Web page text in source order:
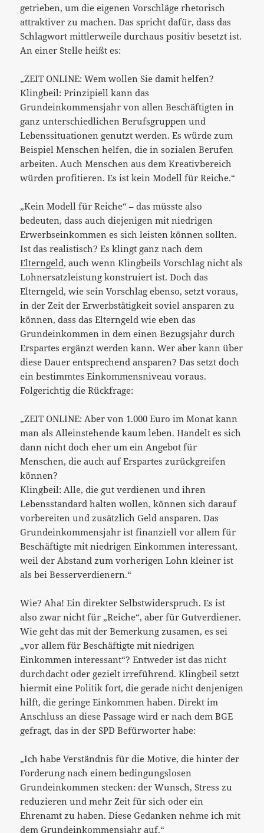
getrieben, um die eigenen Vorschläge rhetorisch
attraktiver zu machen. Das spricht dafür, dass das
Schlagwort mittlerweile durchaus positiv besetzt ist.
An einer Stelle heißt es:
„ZEIT ONLINE: Wem wollen Sie damit helfen?
Klingbeil: Prinzipiell kann das
Grundeinkommensjahr von allen Beschäftigten in
ganz unterschiedlichen Berufsgruppen und
Lebenssituationen genutzt werden. Es würde zum
Beispiel Menschen helfen, die in sozialen Berufen
arbeiten. Auch Menschen aus dem Kreativbereich
würden profitieren. Es ist kein Modell für Reiche.“
„Kein Modell für Reiche“ – das müsste also
bedeuten, dass auch diejenigen mit niedrigen
Erwerbseinkommen es sich leisten können sollten.
Ist das realistisch? Es klingt ganz nach dem
Elterngeld, auch wenn Klingbeils Vorschlag nicht als
Lohnersatzleistung konstruiert ist. Doch das
Elterngeld, wie sein Vorschlag ebenso, setzt voraus,
in der Zeit der Erwerbstätigkeit soviel ansparen zu
können, dass das Elterngeld wie eben das
Grundeinkommen in dem einen Bezugsjahr durch
Erspartes ergänzt werden kann. Wer aber kann über
diese Dauer entsprechend ansparen? Das setzt doch
ein bestimmtes Einkommensniveau voraus.
Folgerichtig die Rückfrage:
„ZEIT ONLINE: Aber von 1.000 Euro im Monat kann
man als Alleinstehende kaum leben. Handelt es sich
dann nicht doch eher um ein Angebot für
Menschen, die auch auf Erspartes zurückgreifen
können?
Klingbeil: Alle, die gut verdienen und ihren
Lebensstandard halten wollen, können sich darauf
vorbereiten und zusätzlich Geld ansparen. Das
Grundeinkommensjahr ist finanziell vor allem für
Beschäftigte mit niedrigen Einkommen interessant,
weil der Abstand zum vorherigen Lohn kleiner ist
als bei Besserverdienern.“
Wie? Aha! Ein direkter Selbstwiderspruch. Es ist
also zwar nicht für „Reiche“, aber für Gutverdiener.
Wie geht das mit der Bemerkung zusamen, es sei
„vor allem für Beschäftigte mit niedrigen
Einkommen interessant“? Entweder ist das nicht
durchdacht oder gezielt irreführend. Klingbeil setzt
hiermit eine Politik fort, die gerade nicht denjenigen
hilft, die geringe Einkommen haben. Direkt im
Anschluss an diese Passage wird er nach dem BGE
gefragt, das in der SPD Befürworter habe:
„Ich habe Verständnis für die Motive, die hinter der
Forderung nach einem bedingungslosen
Grundeinkommen stecken: der Wunsch, Stress zu
reduzieren und mehr Zeit für sich oder ein
Ehrenamt zu haben. Diese Gedanken nehme ich mit
dem Grundeinkommensjahr auf.“